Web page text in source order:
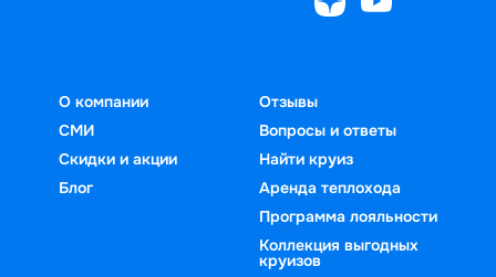
О компании
СМИ
Скидки и акции
Блог
Отзывы
Вопросы и ответы
Найти круиз
Аренда теплохода
Программа лояльности
Коллекция выгодных
круизов